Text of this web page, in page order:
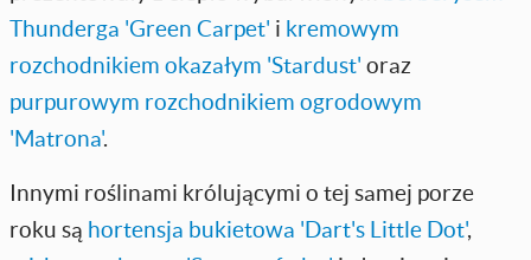
Thunderga 'Green Carpet' i kremowym
rozchodnikiem okazałym 'Stardust' oraz
purpurowym rozchodnikiem ogrodowym
'Matrona'.
Innymi roślinami królującymi o tej samej porze
roku są hortensja bukietowa 'Dart's Little Dot',